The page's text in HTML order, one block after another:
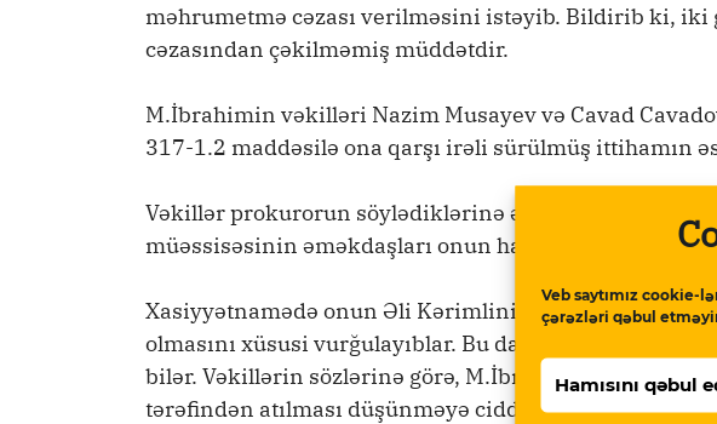
Veb saytımız cookie-
çərəzləri qəbul
Hamısını qəbul
məhrumetmə cəzası verilməsini istəyib. Bildirib ki,
cəzasından çəkilməmiş müddətdir.
M.İbrahimin vəkilləri Nazim Musayev və Cavad
317-1.2 maddəsilə ona qarşı irəli sürülmüş ittihamın
Vəkillər prokurorun söylədiklərinə əks arqument
müəssisəsinin əməkdaşları onun haqqında əsassız
Xasiyyətnamədə onun Əli Kərimlinin müşaviri
olmasını xüsusi vurğulayıblar. Bu da M.İbrahimə qarşı
bilər. Vəkillərin sözlərinə görə, M.İbrahimin döşəyinə
tərəfindən atılması düşünməyə ciddi əsaslar var.